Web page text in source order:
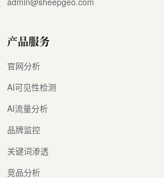
产品服务
官网分析
AI可见性检测
AI流量分析
品牌监控
关键词渗透
竞品分析